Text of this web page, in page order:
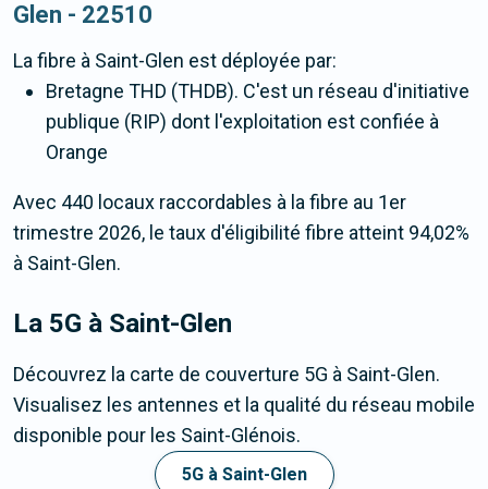
Glen - 22510
La fibre à Saint-Glen est déployée par:
Bretagne THD (THDB). C'est un réseau d'initiative
publique (RIP) dont l'exploitation est confiée à
Orange
Avec 440 locaux raccordables à la fibre au 1er
trimestre 2026, le taux d'éligibilité fibre atteint 94,02%
à Saint-Glen.
La 5G à Saint-Glen
Découvrez la carte de couverture 5G à Saint-Glen.
Visualisez les antennes et la qualité du réseau mobile
disponible pour les Saint-Glénois.
5G à Saint-Glen